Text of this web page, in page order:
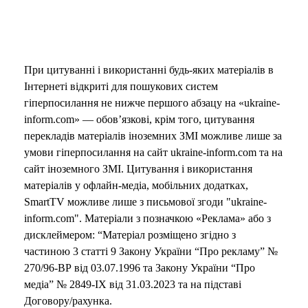
При цитуванні і використанні будь-яких матеріалів в
Інтернеті відкриті для пошукових систем
гіперпосилання не нижче першого абзацу на «ukraine-
inform.com» — обов’язкові, крім того, цитування
перекладів матеріалів іноземних ЗМІ можливе лише за
умови гіперпосилання на сайт ukraine-inform.com та на
сайт іноземного ЗМІ. Цитування і використання
матеріалів у офлайн-медіа, мобільних додатках,
SmartTV можливе лише з письмової згоди "ukraine-
inform.com". Матеріали з позначкою «Реклама» або з
дисклеймером: “Матеріал розміщено згідно з
частиною 3 статті 9 Закону України “Про рекламу” №
270/96-ВР від 03.07.1996 та Закону України “Про
медіа” № 2849-IX від 31.03.2023 та на підставі
Договору/рахунка.